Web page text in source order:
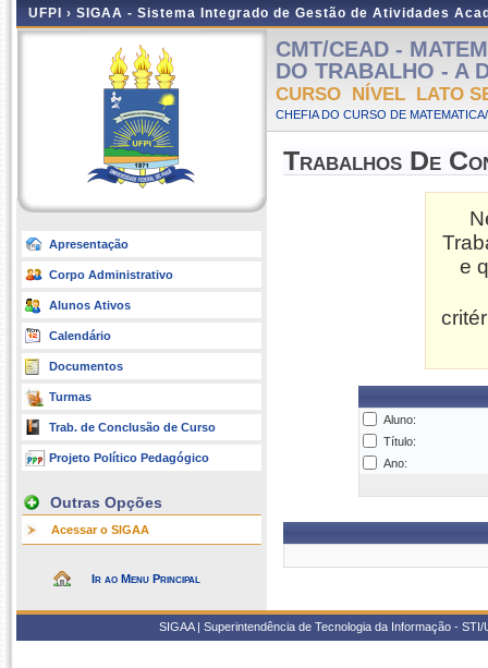
UFPI › SIGAA - Sistema Integrado de Gestão de Atividades
Apresentação
Corpo Administrativo
Alunos Ativos
Calendário
Documentos
Turmas
Trab. de Conclusão de Curso
Projeto Político Pedagógico
Outras Opções
Acessar o SIGAA
Ir ao Menu Principal
CMT/CEAD -
DO TRABALHO - A
CURSO NÍVEL LATO
CHEFIA DO CURSO DE
Trabalhos De
e
Aluno:
Título:
Ano:
SIGAA | Superintendência de Tecnologia da Informação -